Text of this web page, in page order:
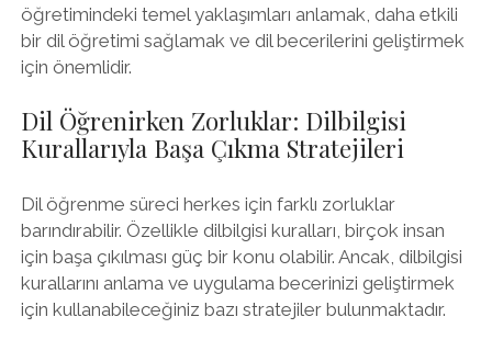
öğretimindeki temel yaklaşımları anlamak, daha etkili
bir dil öğretimi sağlamak ve dil becerilerini geliştirmek
için önemlidir.
Dil Öğrenirken Zorluklar: Dilbilgisi
Kurallarıyla Başa Çıkma Stratejileri
Dil öğrenme süreci herkes için farklı zorluklar
barındırabilir. Özellikle dilbilgisi kuralları, birçok insan
için başa çıkılması güç bir konu olabilir. Ancak, dilbilgisi
kurallarını anlama ve uygulama becerinizi geliştirmek
için kullanabileceğiniz bazı stratejiler bulunmaktadır.